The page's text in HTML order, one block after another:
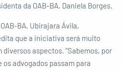
da OAB-BA, Daniela Borges.
BA, Ubirajara Ávila,
que a iniciativa será muito
aspectos. “Sabemos, por
advogados passam para